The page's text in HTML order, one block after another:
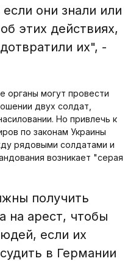
они знали или
этих действиях,
их", -
органы могут провести
двух солдат,
Но привлечь к
по законам Украины
рядовыми солдатами и
возникает "серая
получить
на арест, чтобы
если их
в Германии